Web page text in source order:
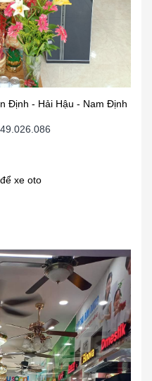
Định - Hải Hậu - Nam Định
xe oto